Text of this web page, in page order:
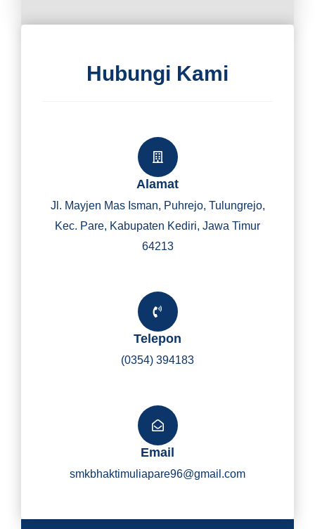
Y
I
Hubungi Kami
Alamat
Jl. Mayjen Mas Isman, Puhrejo, Tulungrejo,
Kec. Pare, Kabupaten Kediri, Jawa Timur
64213
Telepon
(0354) 394183
Email
smkbhaktimuliapare96@gmail.com